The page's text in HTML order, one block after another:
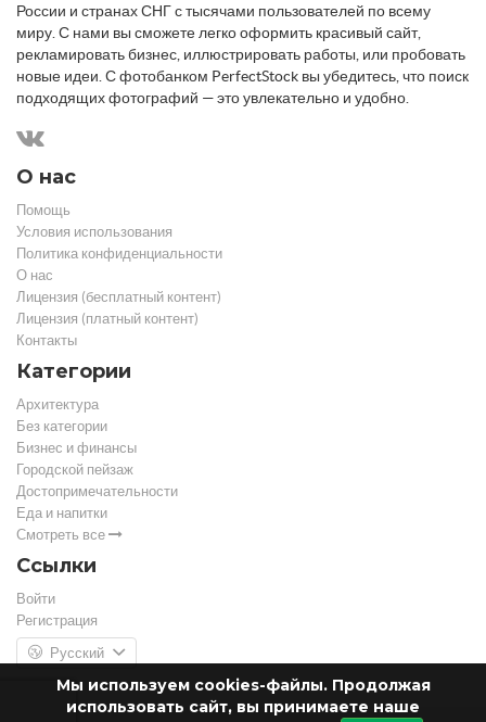
Мы используем cookies-файлы. Продолжая
использовать сайт, вы принимаете наше
России и странах СНГ с тысячами пользователей по всему
миру. С нами вы сможете легко оформить красивый сайт,
рекламировать бизнес, иллюстрировать работы, или пробовать
новые идеи. С фотобанком PerfectStock вы убедитесь, что поиск
подходящих фотографий — это увлекательно и удобно.
О нас
Помощь
Условия использования
Политика конфиденциальности
О нас
Лицензия (бесплатный контент)
Лицензия (платный контент)
Контакты
Категории
Архитектура
Без категории
Бизнес и финансы
Городской пейзаж
Достопримечательности
Еда и напитки
Смотреть все
Ссылки
Войти
Регистрация
Русский